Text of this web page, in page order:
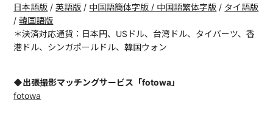
日本語版 /英語版 / 中国語簡体字版 / 中国語繁体字版 / タイ語版
/韓国語版
＊決済対応通貨：日本円、USドル、台湾ドル、タイバーツ、香
港ドル、シンガポールドル、韓国ウォン
◆出張撮影マッチングサービス「fotowa」
fotowa